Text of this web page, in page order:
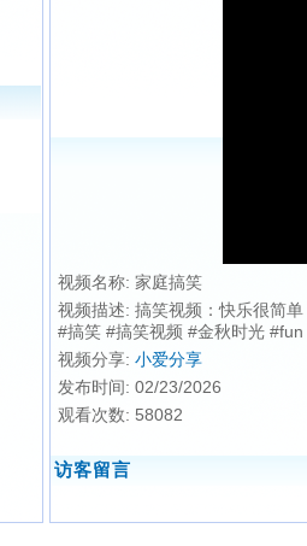
视频名称: 家庭搞笑
视频描述: 搞笑视频：快乐很简
#搞笑 #搞笑视频 #金秋时光
视频分享: 小爱分享
发布时间: 02/23/2026
观看次数: 58082
访客留言